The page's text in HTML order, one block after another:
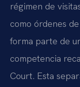
régimen de
como órdenes
forma parte de
competencia
Court. Esta